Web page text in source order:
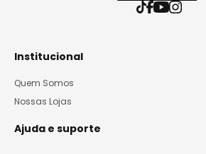
Institucional
Quem Somos
Nossas Lojas
Ajuda e suporte